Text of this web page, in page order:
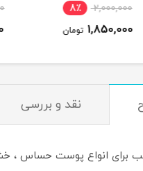
2,000,000 8٪
1,850,000 تومان
نقد و بررسی
برای انواع پوست حساس ،